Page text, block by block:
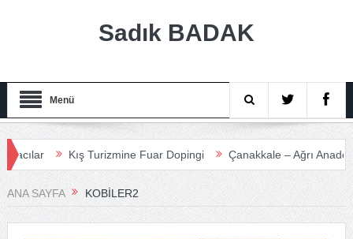
Sadık BADAK
Menü
Kış Turizmine Fuar Dopingi Çanakkale – Ağrı Anadolu
ANA SAYFA KOBILER2